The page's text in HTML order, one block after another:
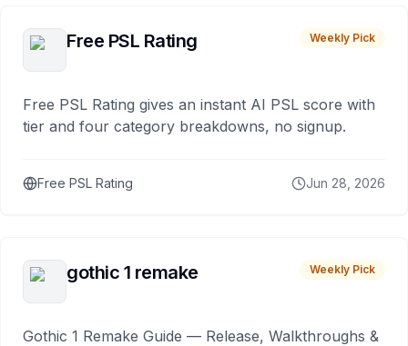
Free PSL Rating Weekly Pick
Free PSL Rating gives an instant AI PSL score with
tier and four category breakdowns, no signup.
Free PSL Rating Jun 28, 2026
gothic 1 remake Weekly Pick
Gothic 1 Remake Guide — Release, Walkthroughs &